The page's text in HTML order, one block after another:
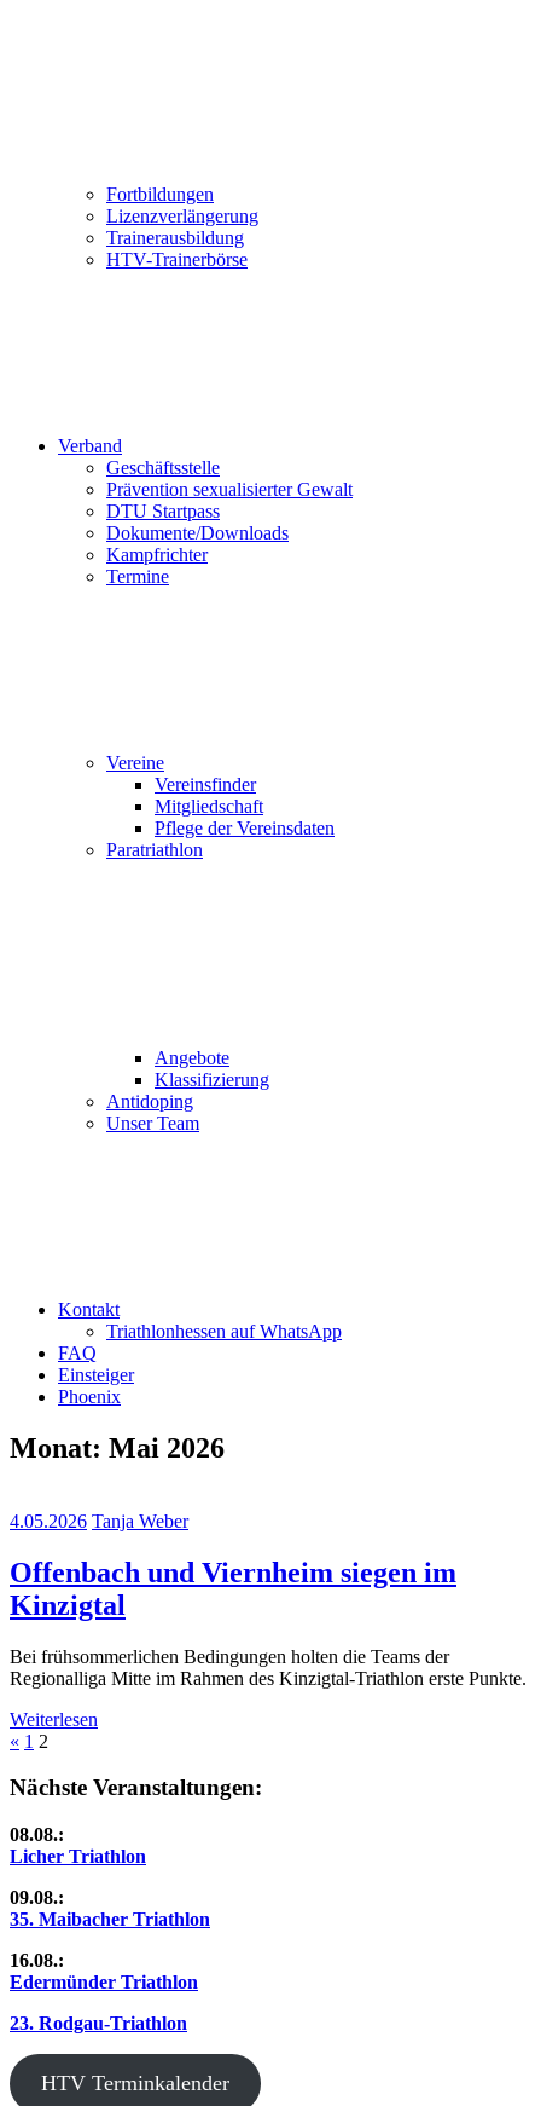
Fortbildungen
Lizenzverlängerung
Trainerausbildung
HTV-Trainerbörse
Verband
Geschäftsstelle
Prävention sexualisierter Gewalt
DTU Startpass
Dokumente/Downloads
Kampfrichter
Termine
Vereine
Vereinsfinder
Mitgliedschaft
Pflege der Vereinsdaten
Paratriathlon
Angebote
Klassifizierung
Antidoping
Unser Team
Kontakt
Triathlonhessen auf WhatsApp
FAQ
Einsteiger
Phoenix
Monat: Mai 2026
4.05.2026 Tanja Weber
Offenbach und Viernheim siegen im
Kinzigtal
Bei frühsommerlichen Bedingungen holten die Teams der
Regionalliga Mitte im Rahmen des Kinzigtal-Triathlon erste Punkte.
Weiterlesen
Seitennummerierung
der
« Vorherige
1 2
Nächste Veranstaltungen:
08.08.:
Licher Triathlon
09.08.:
35. Maibacher Triathlon
16.08.:
Edermünder Triathlon
23. Rodgau-Triathlon
HTV Terminkalender